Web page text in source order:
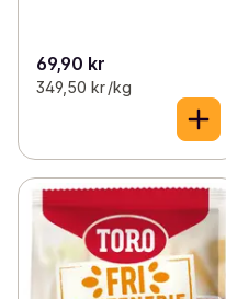
69,90 kr
349,50 kr /kg